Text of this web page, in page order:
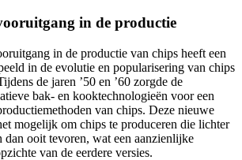
in de productie
in de productie van chips heeft een
in de evolutie en popularisering van chips
de jaren ’50 en ’60 zorgde de
bak- en kooktechnologieën voor een
van chips. Deze nieuwe
mogelijk om chips te produceren die lichter
dan ooit tevoren, wat een aanzienlijke
van de eerdere versies.